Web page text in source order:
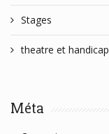
Stages
theatre et handicap
Méta